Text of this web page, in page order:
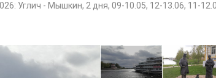
- Мышкин, 2 дня, 09-10.05, 12-13.06, 11-